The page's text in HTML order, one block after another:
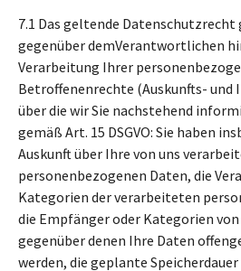
7.1 Das geltende
gegenüber demVerantwortlichen
Verarbeitung Ihrer
Betroffenenrechte (Auskunfts-
über die wir Sie nachstehend
gemäß Art. 15 DSGVO: Sie haben
Auskunft über Ihre von uns
personenbezogenen Daten, die
Kategorien der verarbeiteten
die Empfänger oder Kategorien
gegenüber denen Ihre Daten
werden, die geplante